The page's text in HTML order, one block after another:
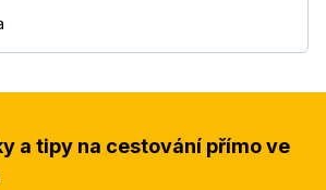
a tipy na cestování přímo ve